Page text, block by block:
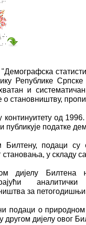
Републике
и
о становништву,
континуитету од
публикује податке
подаци су
становања, у складу
дијелу Билтена
за
подаци о природном
другом дијелу овог